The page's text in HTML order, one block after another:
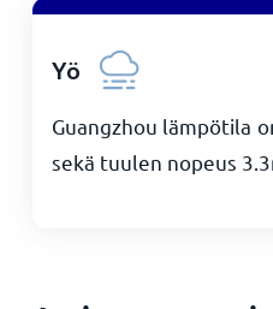
Yö
Guangzhou lämpötila
sekä tuulen nopeus 3.3